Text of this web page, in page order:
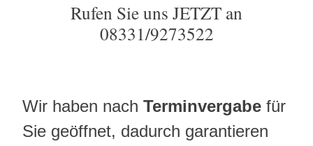
Rufen Sie uns JETZT an
08331/9273522
Wir haben nach Terminvergabe für
Sie geöffnet, dadurch garantieren